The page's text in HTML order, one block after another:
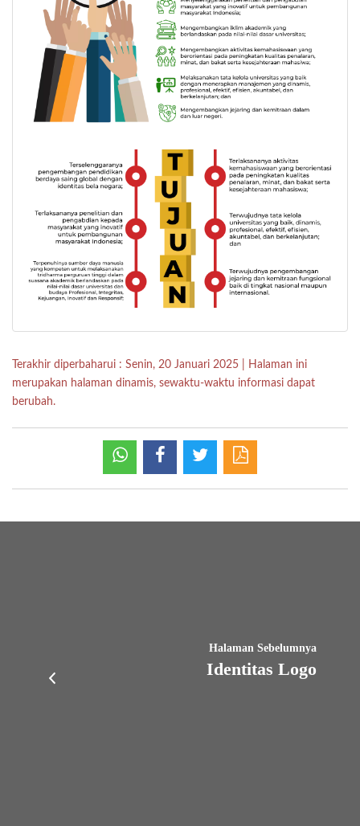
Terakhir diperbaharui : Senin, 20 Januari 2025
Halaman ini
merupakan halaman dinamis, sewaktu-waktu informasi dapat
berubah.
Halaman Sebelumnya
Identitas Logo